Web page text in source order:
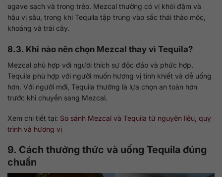
agave sạch và trong trẻo. Mezcal thường có vị khói đậm và
hậu vị sâu, trong khi Tequila tập trung vào sắc thái thảo mộc,
khoáng và trái cây.
8.3. Khi nào nên chọn Mezcal thay vì Tequila?
Mezcal phù hợp với người thích sự độc đáo và phức hợp.
Tequila phù hợp với người muốn hương vị tinh khiết và dễ uống
hơn. Với người mới, Tequila thường là lựa chọn an toàn hơn
trước khi chuyển sang Mezcal.
Xem chi tiết tại: So sánh Mezcal và Tequila từ nguyên liệu, quy
trình và hương vị
9. Cách thưởng thức và uống Tequila đúng
chuẩn